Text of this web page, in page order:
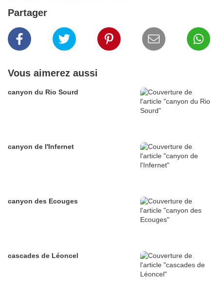
Partager
Vous aimerez aussi
canyon du Rio Sourd
canyon de l'Infernet
canyon des Ecouges
cascades de Léoncel